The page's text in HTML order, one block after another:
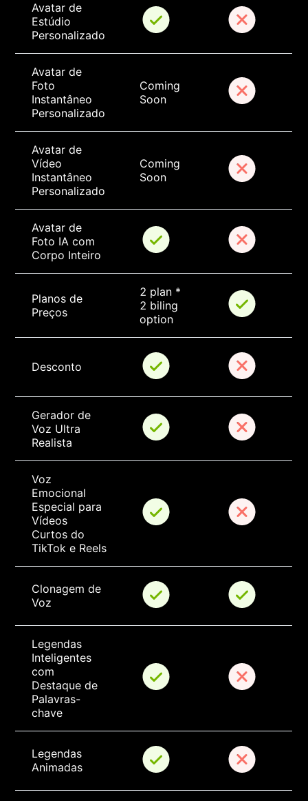
Avatar de
Estúdio
Personalizado
Avatar de
Foto
Instantâneo
Personalizado
Coming
Soon
Avatar de
Vídeo
Instantâneo
Personalizado
Coming
Soon
Avatar de
Foto IA com
Corpo Inteiro
Planos de
Preços
2 plan *
2 biling
option
Desconto
Gerador de
Voz Ultra
Realista
Voz
Emocional
Especial para
Vídeos
Curtos do
TikTok e Reels
Clonagem de
Voz
Legendas
Inteligentes
com
Destaque de
Palavras-
chave
Legendas
Animadas